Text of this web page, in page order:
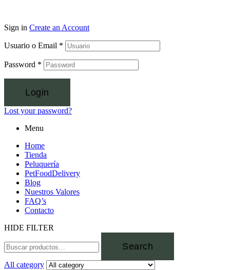
Sign in Create an Account
Usuario o Email *
Password *
Login
Lost your password?
Menu
Home
Tienda
Peluquería
PetFoodDelivery
Blog
Nuestros Valores
FAQ’s
Contacto
HIDE FILTER
Search
All category